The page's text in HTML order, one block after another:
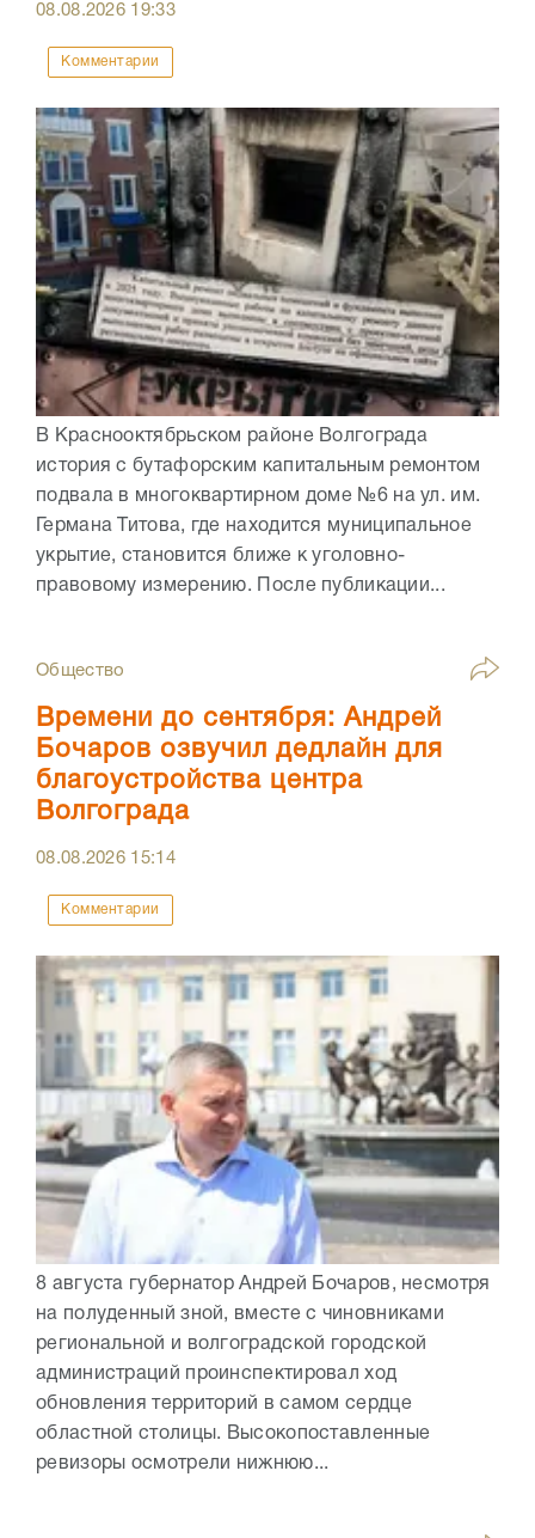
08.08.2026 19:33
Комментарии
В Краснооктябрьском районе Волгограда
история с бутафорским капитальным ремонтом
подвала в многоквартирном доме №6 на ул. им.
Германа Титова, где находится муниципальное
укрытие, становится ближе к уголовно-
правовому измерению. После публикации...
Общество
Времени до сентября: Андрей
Бочаров озвучил дедлайн для
благоустройства центра
Волгограда
08.08.2026 15:14
Комментарии
8 августа губернатор Андрей Бочаров, несмотря
на полуденный зной, вместе с чиновниками
региональной и волгоградской городской
администраций проинспектировал ход
обновления территорий в самом сердце
областной столицы. Высокопоставленные
ревизоры осмотрели нижнюю...